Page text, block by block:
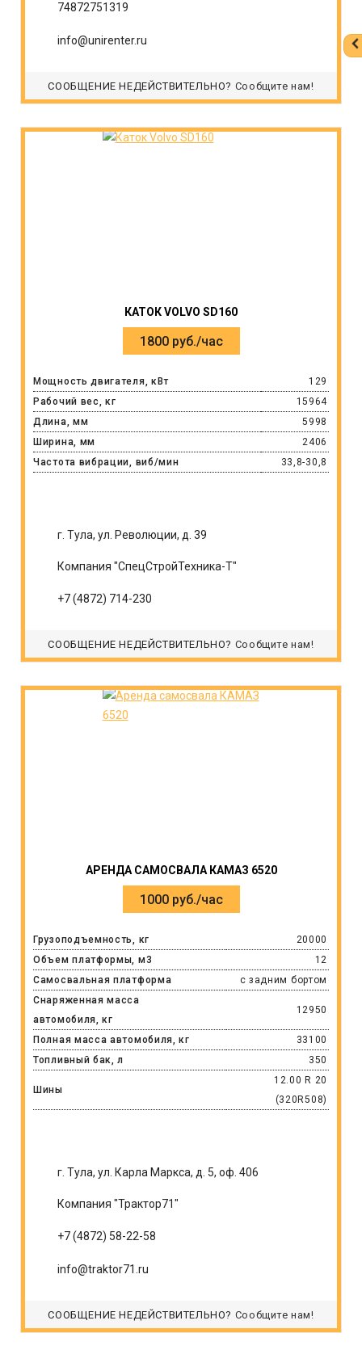
74872751319
info@unirenter.ru
СООБЩЕНИЕ НЕДЕЙСТВИТЕЛЬНО? Сообщите нам!
КАТОК VOLVO SD160
1800 руб./час
Мощность двигателя, кВт
129
Рабочий вес, кг
15964
Длина, мм
5998
Ширина, мм
2406
Частота вибрации, виб/мин
33,8-30,8
г. Тула, ул. Революции, д. 39
Компания "СпецСтройТехника-Т"
+7 (4872) 714-230
СООБЩЕНИЕ НЕДЕЙСТВИТЕЛЬНО? Сообщите нам!
АРЕНДА САМОСВАЛА КАМАЗ 6520
1000 руб./час
Грузоподъемность, кг
20000
Объем платформы, м3
12
Самосвальная платформа
с задним бортом
Снаряженная масса
автомобиля, кг
12950
Полная масса автомобиля, кг
33100
Топливный бак, л
350
Шины
12.00 R 20
(320R508)
г. Тула, ул. Карла Маркса, д. 5, оф. 406
Компания "Трактор71"
+7 (4872) 58-22-58
info@traktor71.ru
СООБЩЕНИЕ НЕДЕЙСТВИТЕЛЬНО? Сообщите нам!